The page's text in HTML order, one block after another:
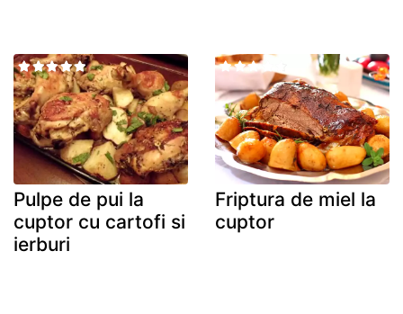
Pulpe de pui la
cuptor cu cartofi si
ierburi
Friptura de miel la
cuptor